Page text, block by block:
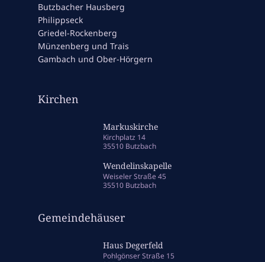
Butzbacher Hausberg
Philippseck
Griedel-Rockenberg
Münzenberg und Trais
Gambach und Ober-Hörgern
Kirchen
Markuskirche
Kirchplatz 14
35510 Butzbach
Wendelinskapelle
Weiseler Straße 45
35510 Butzbach
Gemeindehäuser
Haus Degerfeld
Pohlgönser Straße 15